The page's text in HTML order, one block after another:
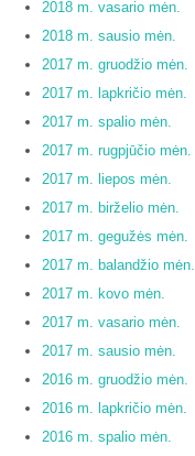
2018 m. vasario mėn.
2018 m. sausio mėn.
2017 m. gruodžio mėn.
2017 m. lapkričio mėn.
2017 m. spalio mėn.
2017 m. rugpjūčio mėn.
2017 m. liepos mėn.
2017 m. birželio mėn.
2017 m. gegužės mėn.
2017 m. balandžio mėn.
2017 m. kovo mėn.
2017 m. vasario mėn.
2017 m. sausio mėn.
2016 m. gruodžio mėn.
2016 m. lapkričio mėn.
2016 m. spalio mėn.